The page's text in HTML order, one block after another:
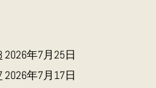
2026年7月25日
2026年7月17日